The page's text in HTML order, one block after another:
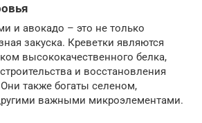
и авокадо – это не только
закуска. Креветки являются
высококачественного белка,
и восстановления
также богаты селеном,
важными микроэлементами.